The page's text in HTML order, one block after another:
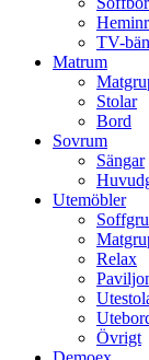
TV-
Matrum
Stolar
Bord
Sovrum
Sängar
Utemöbler
Relax
Övrigt